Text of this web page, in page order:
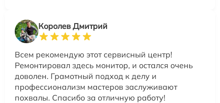
Королев Дмитрий
Всем рекомендую этот сервисный центр!
Ремонтировал здесь монитор, и остался очень
доволен. Грамотный подход к делу и
профессионализм мастеров заслуживают
похвалы. Спасибо за отличную работу!